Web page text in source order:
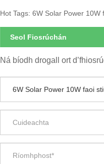
Hot Tags: 6W Solar Power
Seol Fiosrúchán
Ná bíodh drogall ort